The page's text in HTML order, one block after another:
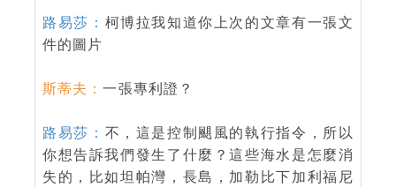
路易莎： 柯博拉我知道你上次的文章有一張文
件的圖片
斯蒂夫：一張專利證？
路易莎： 不，這是控制颶風的執行指令，所以
你想告訴我們發生了什麼？這些海水是怎麼消
失的，比如坦帕灣，長島，加勒比下加利福尼